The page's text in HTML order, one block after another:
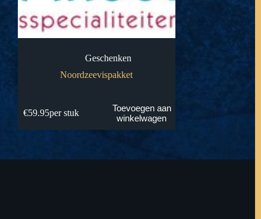
Geschenken
Noordzeevispakket
€59.95per stuk
Toevoegen aan
winkelwagen